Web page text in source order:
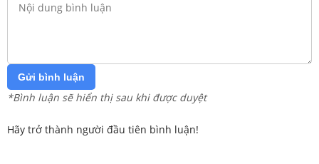
Gửi bình luận
*Bình luận sẽ hiển thị sau khi được duyệt
Hãy trở thành người đầu tiên bình luận!